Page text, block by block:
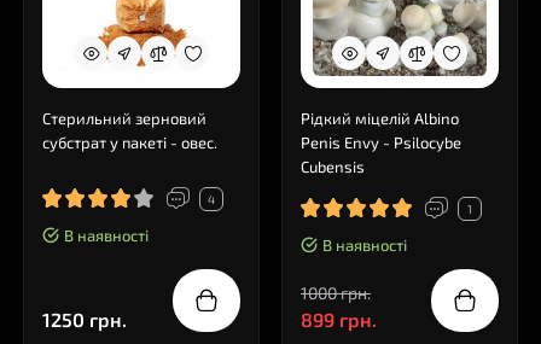
Стерильний зерновий
субстрат у пакеті - овес.
4
В наявності
1250 грн.
Рідкий міцелій Albino
Penis Envy - Psilocybe
Cubensis
1
В наявності
1000 грн.
899 грн.